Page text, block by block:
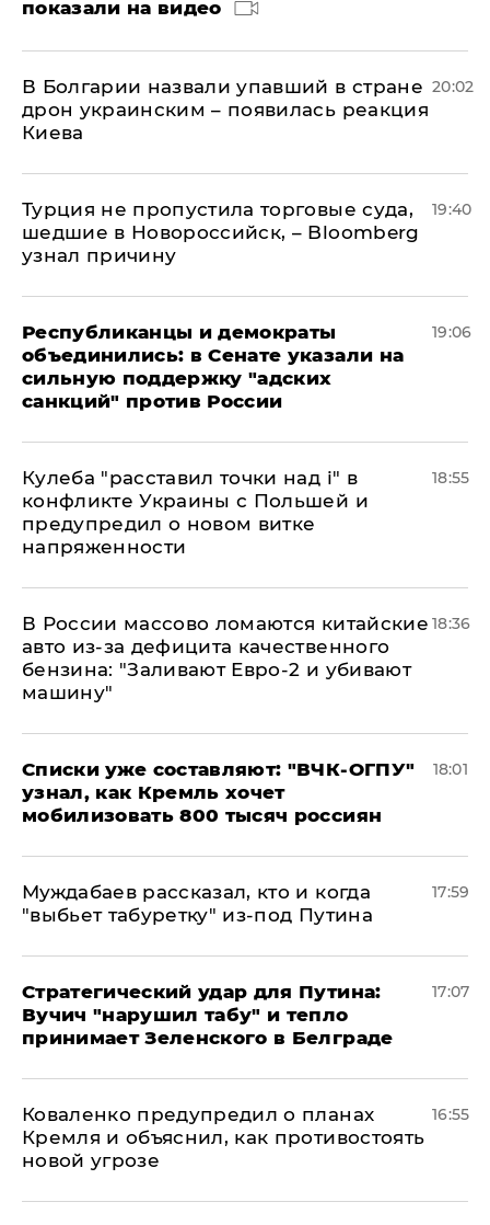
показали на видео
В Болгарии назвали упавший в стране
дрон украинским – появилась реакция
Киева
20:02
Турция не пропустила торговые суда,
шедшие в Новороссийск, – Bloomberg
узнал причину
19:40
Республиканцы и демократы
объединились: в Сенате указали на
сильную поддержку "адских
санкций" против России
19:06
Кулеба "расставил точки над і" в
конфликте Украины с Польшей и
предупредил о новом витке
напряженности
18:55
В России массово ломаются китайские
авто из-за дефицита качественного
бензина: "Заливают Евро-2 и убивают
машину"
18:36
Списки уже составляют: "ВЧК-ОГПУ"
узнал, как Кремль хочет
мобилизовать 800 тысяч россиян
18:01
Муждабаев рассказал, кто и когда
"выбьет табуретку" из-под Путина
17:59
Стратегический удар для Путина:
Вучич "нарушил табу" и тепло
принимает Зеленского в Белграде
17:07
Коваленко предупредил о планах
Кремля и объяснил, как противостоять
новой угрозе
16:55